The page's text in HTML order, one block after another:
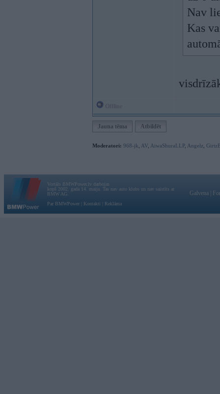
Nav
Kas
Jauna tēma Atbildēt
Moderatori: 968-jk AV AiwaShuraLLP, Angelz
Vortāls BMWPower.lv darbojas
kopš 2002. gada 14. maija. Tas nav auto klubs un nav saistīts ar
BMW AG.
Par BMWPower
Kontakti Reklāma
Galvena